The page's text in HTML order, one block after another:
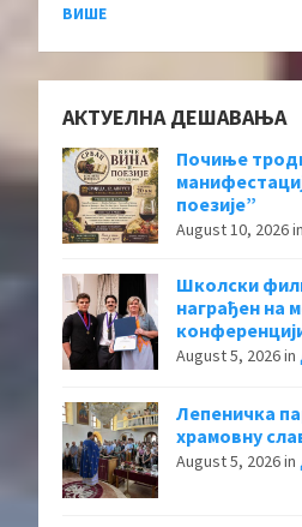
ВИШЕ
АКТУЕЛНА ДЕШАВАЊА
Почиње
поезије”
August 10, 2026in
Школски
награђен на
August 5, 2026in
Лепеничка
храмовну
August 5, 2026in